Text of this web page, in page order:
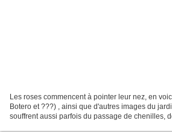
Les roses commencent à pointer leur nez, en
Botero et ???) , ainsi que d'autres images du
souffrent aussi parfois du passage de chenilles,